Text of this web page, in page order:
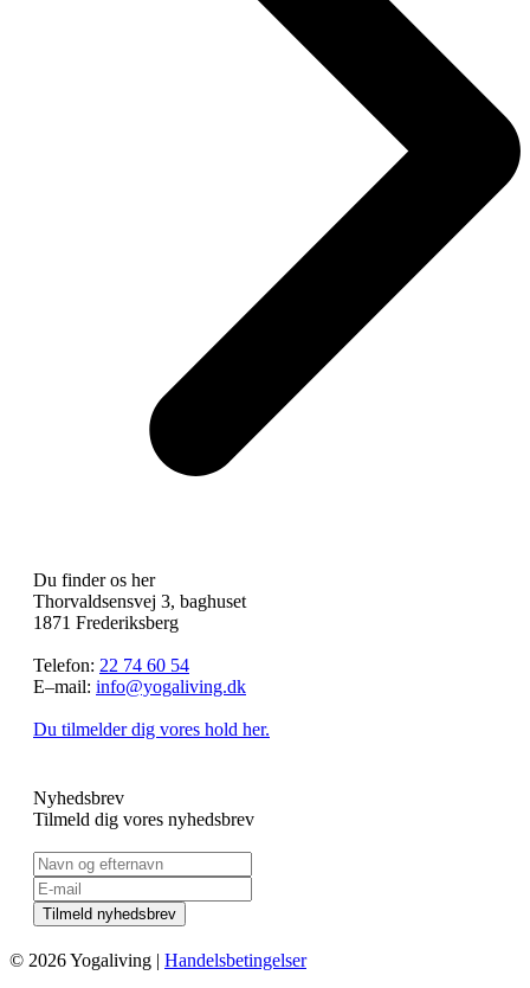
Du finder os her
Thorvaldsensvej 3, baghuset
1871 Frederiksberg
Telefon: 22 74 60 54
E–mail: info@yogaliving.dk
Du tilmelder dig vores hold her.
Nyhedsbrev
Tilmeld dig vores nyhedsbrev
© 2026 Yogaliving | Handelsbetingelser